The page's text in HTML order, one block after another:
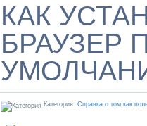
КАК
БРАУЗЕР
Категория: Справка о том как